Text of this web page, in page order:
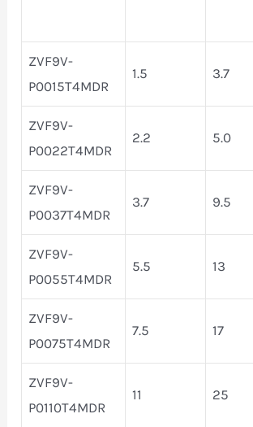
ZVF9V-
P0015T4MDR
1.5
3.7
ZVF9V-
P0022T4MDR
2.2 5.0
ZVF9V-
P0037T4MDR
3.7 9.5
ZVF9V-
P0055T4MDR
5.5 13
ZVF9V-
P0075T4MDR
7.5 17
ZVF9V-
P0110T4MDR
11
25